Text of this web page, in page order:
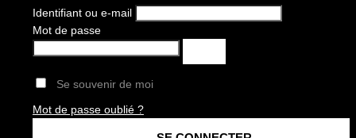
Identifiant ou e-mail
Mot de passe
Se souvenir de moi
Mot de passe oublié ?